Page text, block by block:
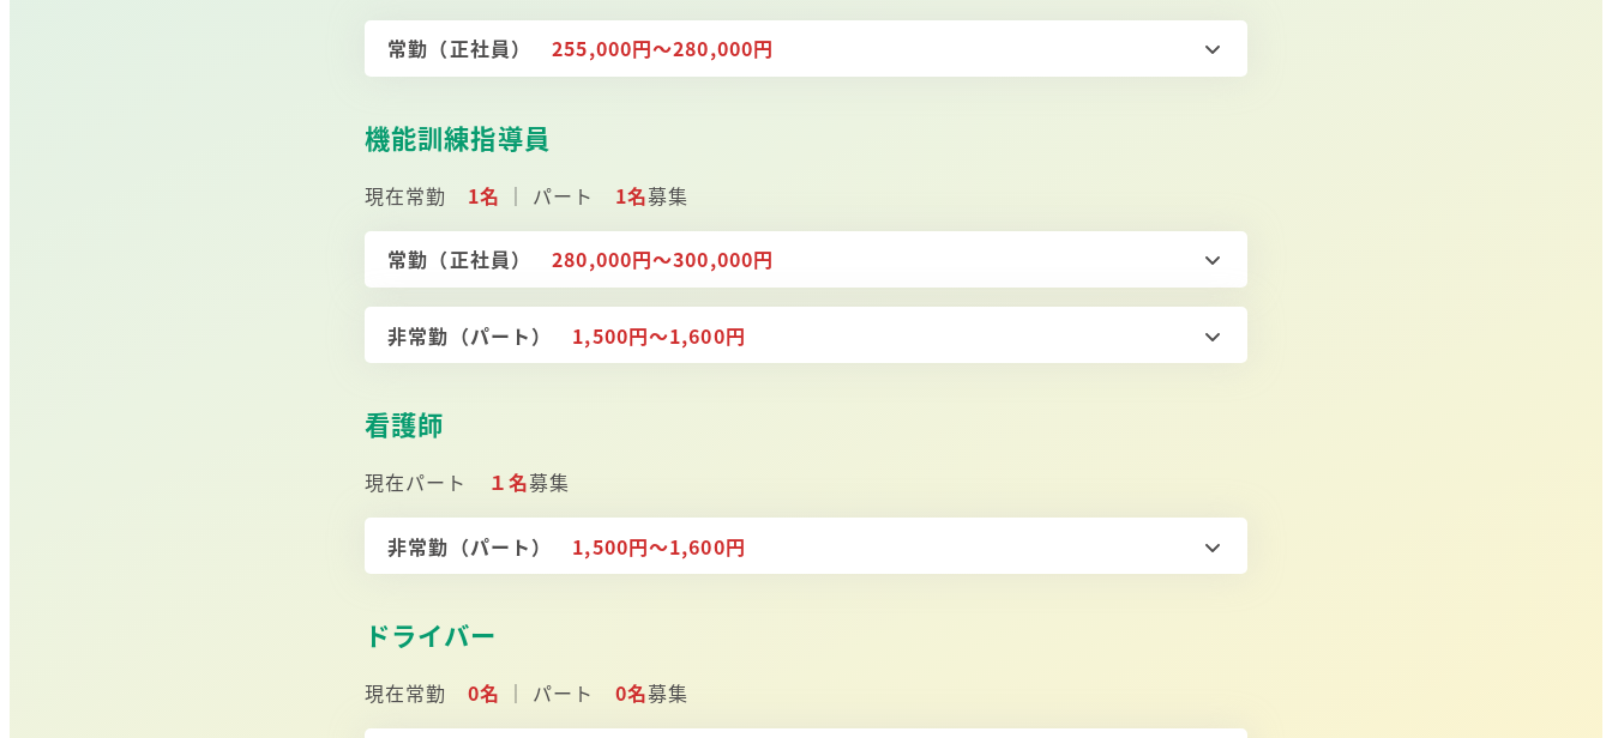
常勤（正社員）255,000円～280,000円
機能訓練指導員
現在常勤 1名 ｜ パート 1名募集
常勤（正社員）280,000円～300,000円
非常勤（パート） 1,500円～1,600円
看護師
現在パート １名募集
非常勤（パート） 1,500円～1,600円
ドライバー
現在常勤 0名 ｜ パート 0名募集